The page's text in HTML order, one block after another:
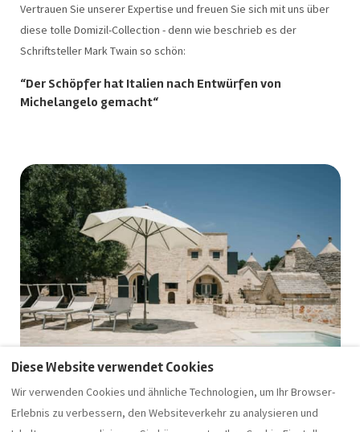
Vertrauen Sie unserer Expertise und freuen Sie sich mit uns über
diese tolle Domizil-Collection - denn wie beschrieb es der
Schriftsteller Mark Twain so schön:
“Der Schöpfer hat Italien nach Entwürfen von
Michelangelo gemacht“
Diese Website verwendet Cookies
Wir verwenden Cookies und ähnliche Technologien, um Ihr Browser-
Erlebnis zu verbessern, den Websiteverkehr zu analysieren und